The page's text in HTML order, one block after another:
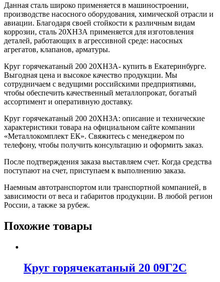
Данная сталь широко применяется в машиностроении,
производстве насосного оборудования, химической отрасли и
авиации. Благодаря своей стойкости к различным видам
коррозии, сталь 20ХН3А применяется для изготовления
деталей, работающих в агрессивной среде: насосных
агрегатов, клапанов, арматуры.
Круг горячекатаный 200 20ХН3А- купить в Екатеринбурге.
Выгодная цена и высокое качество продукции. Мы
сотрудничаем с ведущими российскими предприятиями,
чтобы обеспечить качественный металлопрокат, богатый
ассортимент и оперативную доставку.
Круг горячекатаный 200 20ХН3А: описание и технические
характеристики товара на официальном сайте компании
«Металлокомплект ЕК». Свяжитесь с менеджером по
телефону, чтобы получить консультацию и оформить заказ.
После подтверждения заказа выставляем счет. Когда средства
поступают на счет, приступаем к выполнению заказа.
Наемным автотранспортом или транспортной компанией, в
зависимости от веса и габаритов продукции. В любой регион
России, а также за рубеж.
Похожие товары
Круг горячекатаный 20 09Г2С